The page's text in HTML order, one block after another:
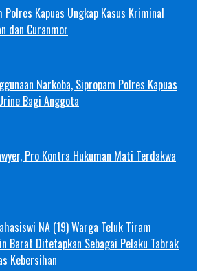
Kapuas Ungkap Kasus Kriminal
dan Curanmor
Narkoba, Sipropam Polres Kapuas
Bagi Anggota
Pro Kontra Hukuman Mati Terdakwa
NA (19) Warga Teluk Tiram
Barat Ditetapkan Sebagai Pelaku Tabrak
Kebersihan